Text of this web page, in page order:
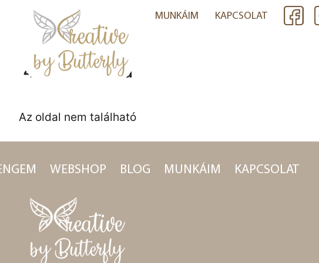
MUNKÁIM KAPCSOLAT
404-es hiba
Az oldal nem található
WEBSHOP BLOG MUNKÁIM KAPCSOLAT